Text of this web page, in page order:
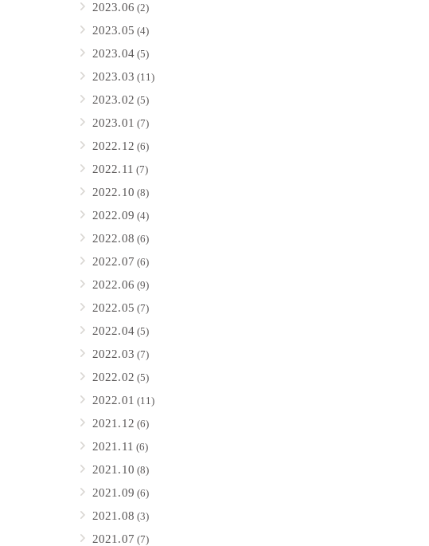
2023.06 (2)
2023.05 (4)
2023.04(5)
2023.03 (11)
2023.02 (5)
2023.01 (7)
2022.12 (6)
2022.11 (7)
2022.10 (8)
2022.09 (4)
2022.08 (6)
2022.07 (6)
2022.06 (9)
2022.05 (7)
2022.04(5)
2022.03 (7)
2022.02 (5)
2022.01 (11)
2021.12 (6)
2021.11 (6)
2021.10 (8)
2021.09 (6)
2021.08 (3)
2021.07 (7)